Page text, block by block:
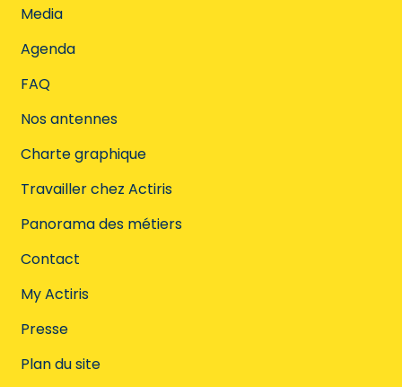
Media
Agenda
FAQ
Nos antennes
Charte graphique
Travailler chez Actiris
Panorama des métiers
Contact
My Actiris
Presse
Plan du site